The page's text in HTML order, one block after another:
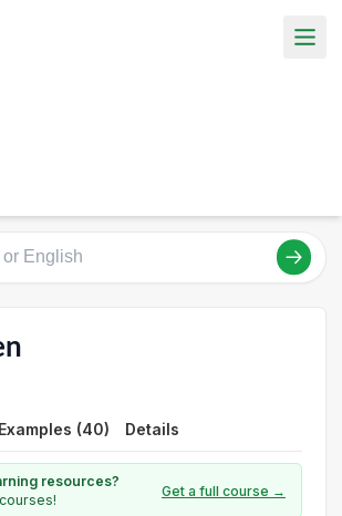
Examples (40) Details
resources?
Get a full course →